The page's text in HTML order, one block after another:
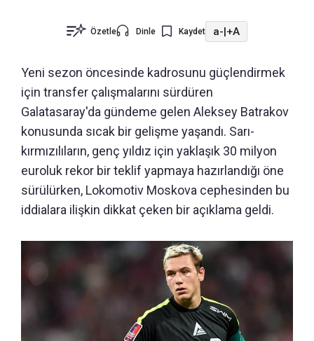
Özetle Dinle Kaydet a-|+A
Yeni sezon öncesinde kadrosunu güçlendirmek
için transfer çalışmalarını sürdüren
Galatasaray'da gündeme gelen Aleksey Batrakov
konusunda sıcak bir gelişme yaşandı. Sarı-
kırmızılıların, genç yıldız için yaklaşık 30 milyon
euroluk rekor bir teklif yapmaya hazırlandığı öne
sürülürken, Lokomotiv Moskova cephesinden bu
iddialara ilişkin dikkat çeken bir açıklama geldi.